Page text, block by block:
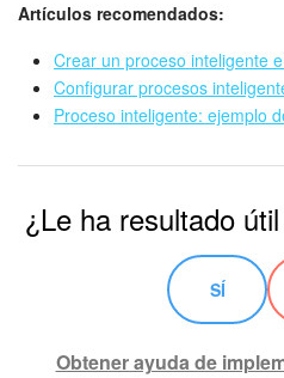
Artículos recomendados:
Crear un proceso inteligente
Configurar procesos
Proceso inteligente: ejemplo
¿Le ha resultado
SÍ
Obtener ayuda de